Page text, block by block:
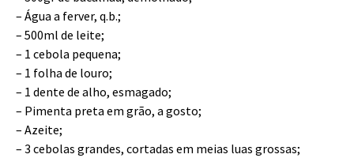
– Água a ferver, q.b.;
– 500ml de leite;
– 1 cebola pequena;
– 1 folha de louro;
– 1 dente de alho, esmagado;
– Pimenta preta em grão, a gosto;
– Azeite;
– 3 cebolas grandes, cortadas em meias luas grossas;